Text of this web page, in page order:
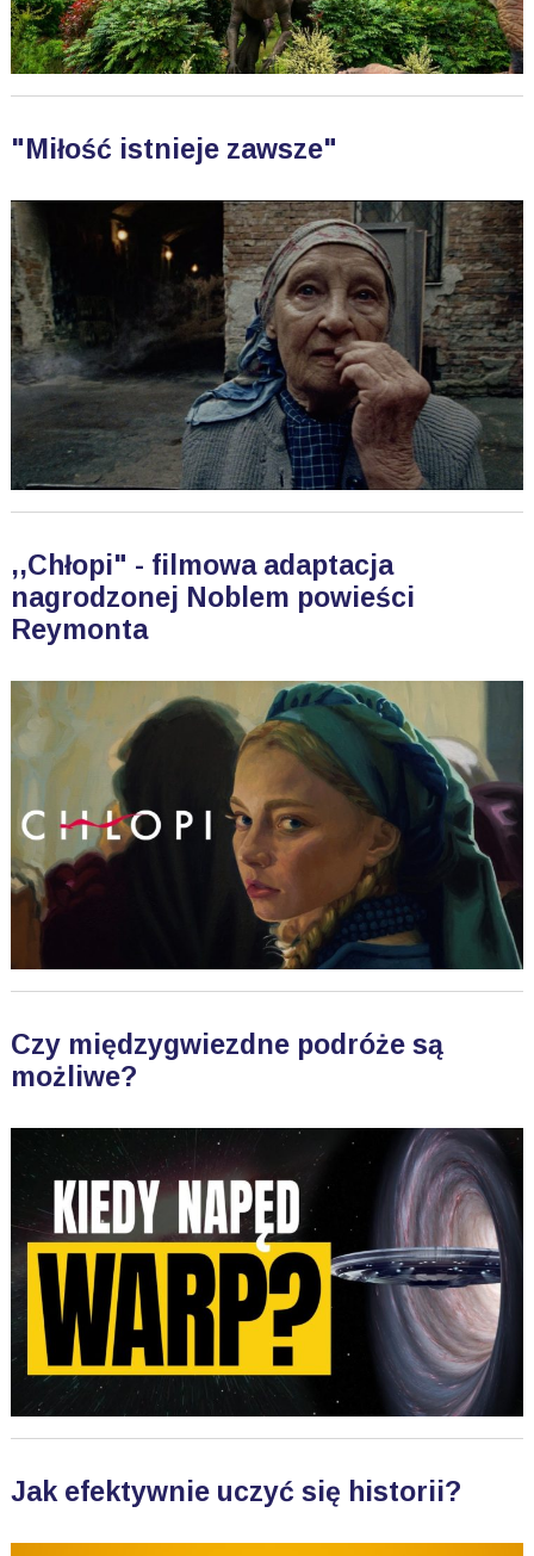
"Miłość istnieje zawsze"
,,Chłopi" - filmowa adaptacja
nagrodzonej Noblem powieści
Reymonta
Czy międzygwiezdne podróże są
możliwe?
Jak efektywnie uczyć się historii?